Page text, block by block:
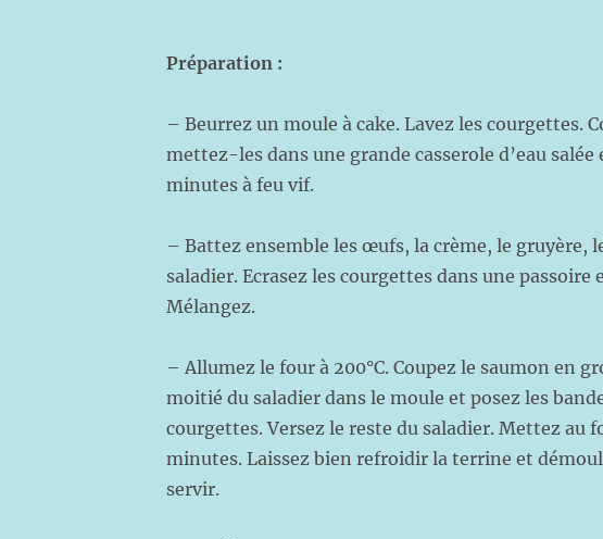
Préparation :
– Beurrez un moule à cake. Lavez les courgettes.
mettez-les dans une grande casserole d’eau
minutes à feu vif.
– Battez ensemble les œufs, la crème, le gruyère,
saladier. Ecrasez les courgettes dans une
Mélangez.
– Allumez le four à 200°C. Coupez le saumon en
moitié du saladier dans le moule et posez les
courgettes. Versez le reste du saladier. Mettez au
minutes. Laissez bien refroidir la terrine et
servir.